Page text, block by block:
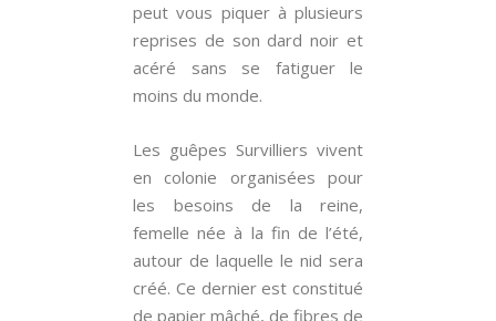
peut vous piquer à plusieurs
reprises de son dard noir et
acéré sans se fatiguer le
moins du monde.
Les guêpes Survilliers vivent
en colonie organisées pour
les besoins de la reine,
femelle née à la fin de l’été,
autour de laquelle le nid sera
créé. Ce dernier est constitué
de papier mâché, de fibres de